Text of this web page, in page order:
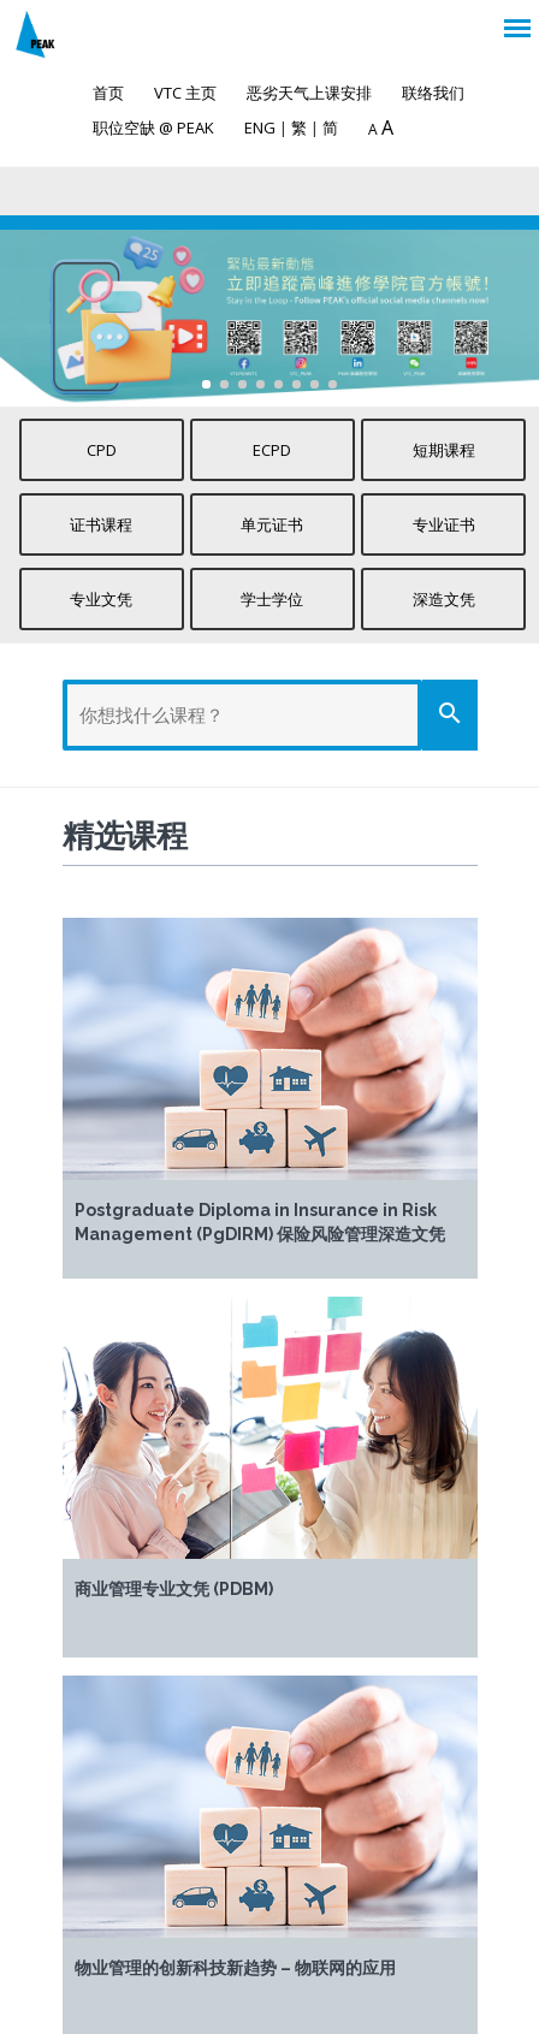
首页 VTC 主页 恶劣天气上课安排
联络我们
职位空缺 @ PEAK
ENG | 繁 | 简 A A
CPD ECPD 短期课程
证书课程 单元证书 专业证书
专业文凭 学士学位 深造文凭
search
精选课程
Postgraduate Diploma in Insurance in Risk
Management (PgDIRM) 保险风险管理深造文凭
商业管理专业文凭 (PDBM)
物业管理的创新科技新趋势 – 物联网的应用